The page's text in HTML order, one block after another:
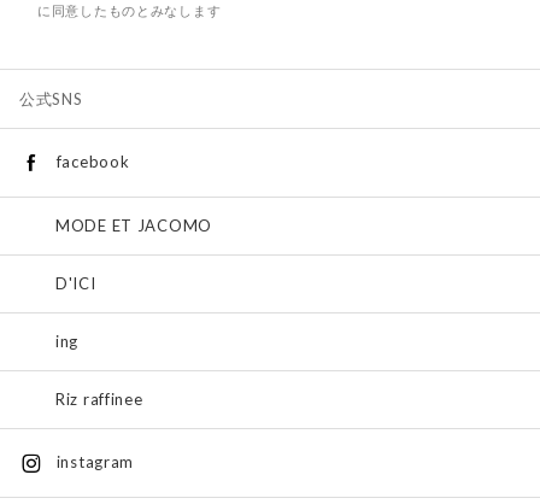
に同意したものとみなします
公式SNS
facebook
MODE ET JACOMO
D'ICI
ing
Riz raffinee
instagram